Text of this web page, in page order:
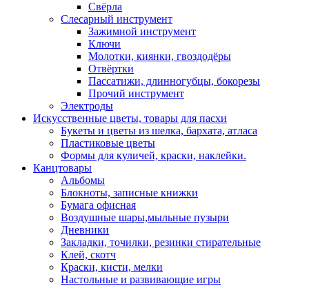
Свёрла
Слесарный инструмент
Зажимной инструмент
Ключи
Молотки, киянки, гвоздодёры
Отвёртки
Пассатижи, длинногубцы, бокорезы
Прочий инструмент
Электроды
Искусственные цветы, товары для пасхи
Букеты и цветы из шелка, бархата, атласа
Пластиковые цветы
Формы для куличей, краски, наклейки.
Канцтовары
Альбомы
Блокноты, записные книжки
Бумага офисная
Воздушные шары,мыльные пузыри
Дневники
Закладки, точилки, резинки стирательные
Клей, скотч
Краски, кисти, мелки
Настольные и развивающие игры